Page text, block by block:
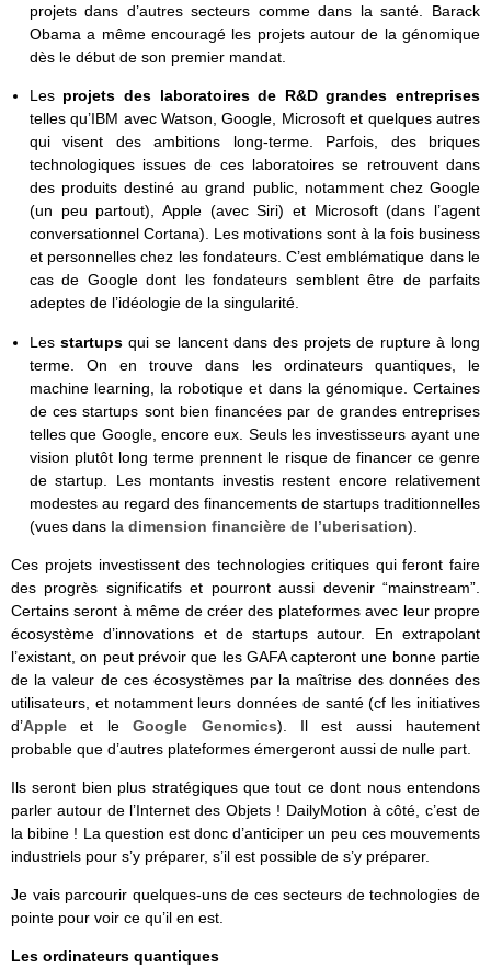
projets dans d’autres secteurs comme dans la santé. Barack
Obama a même encouragé les projets autour de la génomique
dès le début de son premier mandat.
Les projets des laboratoires de R&D grandes entreprises
telles qu’IBM avec Watson, Google, Microsoft et quelques autres
qui visent des ambitions long-terme. Parfois, des briques
technologiques issues de ces laboratoires se retrouvent dans
des produits destiné au grand public, notamment chez Google
(un peu partout), Apple (avec Siri) et Microsoft (dans l’agent
conversationnel Cortana). Les motivations sont à la fois business
et personnelles chez les fondateurs. C’est emblématique dans le
cas de Google dont les fondateurs semblent être de parfaits
adeptes de l’idéologie de la singularité.
Lesstartups qui se lancent dans des projets de rupture à long
terme. On en trouve dans les ordinateurs quantiques, le
machine learning, la robotique et dans la génomique. Certaines
de ces startups sont bien financées par de grandes entreprises
telles que Google, encore eux. Seuls les investisseurs ayant une
vision plutôt long terme prennent le risque de financer ce genre
de startup. Les montants investis restent encore relativement
modestes au regard des financements de startups traditionnelles
(vues dans la dimension financière de l’uberisation).
Ces projets investissent des technologies critiques qui feront faire
des progrès significatifs et pourront aussi devenir “mainstream”.
Certains seront à même de créer des plateformes avec leur propre
écosystème d’innovations et de startups autour. En extrapolant
l’existant, on peut prévoir que les GAFA capteront une bonne partie
de la valeur de ces écosystèmes par la maîtrise des données des
utilisateurs, et notamment leurs données de santé (cf les initiatives
d’Apple et leGoogle Genomics). Il est aussi hautement
probable que d’autres plateformes émergeront aussi de nulle part.
Ils seront bien plus stratégiques que tout ce dont nous entendons
parler autour de l’Internet des Objets ! DailyMotion à côté, c’est de
la bibine ! La question est donc d’anticiper un peu ces mouvements
industriels pour s’y préparer, s’il est possible de s’y préparer.
Je vais parcourir quelques-uns de ces secteurs de technologies de
pointe pour voir ce qu’il en est.
Les ordinateurs quantiques